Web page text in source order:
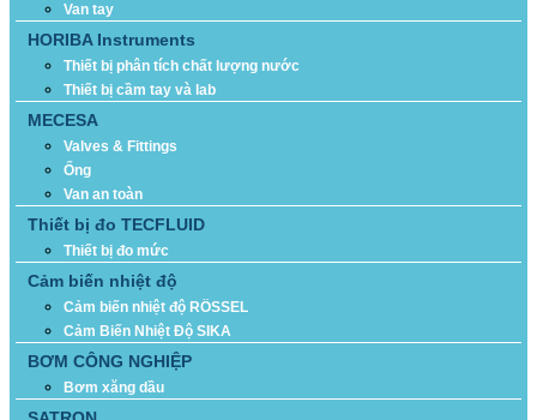
Van tay
HORIBA Instruments
Thiết bị phân tích chất lượng nước
Thiết bị cầm tay và lab
MECESA
Valves & Fittings
Ống
Van an toàn
Thiết bị đo TECFLUID
Thiết bị đo mức
Cảm biến nhiệt độ
Cảm biến nhiệt độ RÖSSEL
Cảm Biến Nhiệt Độ SIKA
BƠM CÔNG NGHIỆP
Bơm xăng dầu